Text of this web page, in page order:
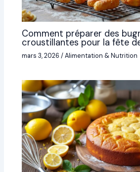
Comment préparer des
croustillantes pour la fête
mars 3, 2026/Alimentation & Nutrition